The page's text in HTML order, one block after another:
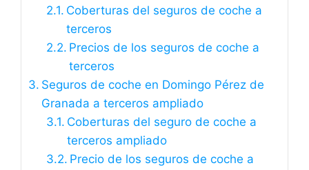
Coberturas del seguros de coche a
terceros
Precios de los seguros de coche a
terceros
Seguros de coche en Domingo Pérez de
Granada a terceros ampliado
Coberturas del seguro de coche a
terceros ampliado
Precio de los seguros de coche a